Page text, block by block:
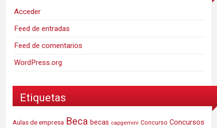
Acceder
Feed de entradas
Feed de comentarios
WordPress.org
Etiquetas
Aulas de empresa Beca becas capgemini Concurso Concursos